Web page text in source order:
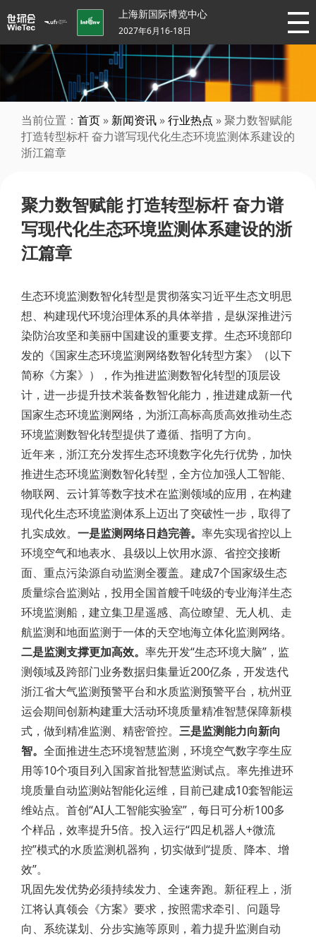
上海新国际博览中心
2027年6月16-18日
当前位置： 首页 » 新闻资讯 »行业热点 » 聚力数智赋能
打造转型标杆 奋力谱写现代化生态环境监测体系建设的
浙江篇章
聚力数智赋能 打造转型标杆 奋力谱
写现代化生态环境监测体系建设的浙
江篇章
生态环境监测数智化转型是贯彻落实习近平生态文明思
想、构建现代环境治理体系的具体举措，是纵深推进污
染防治攻坚和美丽中国建设的重要支撑。生态环境部印
发的《国家生态环境监测网络数智化转型方案》（以下
简称《方案》），作为推进监测数智化转型的顶层设
计，进一步提升技术装备数智化能力，推进建成新一代
国家生态环境监测网络，为浙江高标高质高效推动生态
环境监测数智化转型提供了遵循、指明了方向。
近年来，浙江充分发挥生态环境数字化先行优势，加快
推进生态环境监测数智化转型，全方位加强人工智能、
物联网、云计算等数字技术在监测领域的应用，在构建
现代化生态环境监测体系上迈出了突破性一步，取得了
扎实成效。 一是监测网络日趋完善。 率先实现省控以上
环境空气和地表水、县级以上饮用水源、省控交接断
面、重点污染源自动监测全覆盖。建成7个国家级生态
质量综合监测站，投用全国首艘千吨级的专业海洋生态
环境监测船，建立集卫星遥感、高位瞭望、无人机、走
航监测和地面监测于一体的天空地海立体化监测网络。
二是监测支撑更加高效。 率先开发“生态环境大脑”，监
测领域及跨部门业务数据归集量近200亿条，开发迭代
浙江省大气监测预警平台和水质监测预警平台，杭州亚
运会期间创新构建重大活动环境质量精准智慧保障新模
式，做到精准监测、精密管控。 三是监测能力向新向
智。 全面推进生态环境智慧监测，环境空气数字孪生应
用等10个项目列入国家首批智慧监测试点。率先推进环
境质量自动监测站智能化运维，目前已建成10套智能运
维站点。首创“AI人工智能实验室”，每日可分析100多
个样品，效率提升5倍。投入运行“四足机器人+微流
控”模式的水质监测机器狗，切实做到“提质、降本、增
效”。
巩固先发优势必须持续发力、全速奔跑。新征程上，浙
江将认真领会《方案》要求，按照需求牵引、问题导
向、系统谋划、分步实施等原则，着力提升监测自动